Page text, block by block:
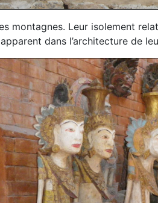
montagnes. Leur isolement
dans l’architecture de